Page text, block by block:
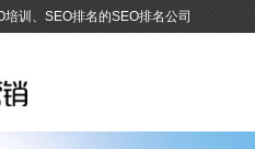
训、SEO排名的SEO排名公司